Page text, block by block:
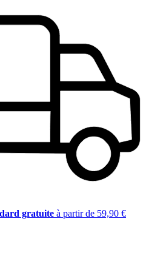
gratuite à partir de 59,90 €